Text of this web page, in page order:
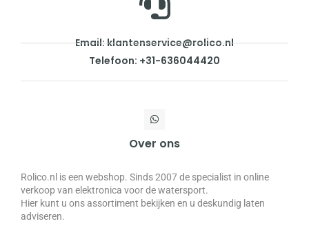
Email: klantenservice@rolico.nl
Telefoon: +31-636044420
Over ons
Rolico.nl is een webshop. Sinds 2007 de specialist in online
verkoop van elektronica voor de watersport.
Hier kunt u ons assortiment bekijken en u deskundig laten
adviseren.